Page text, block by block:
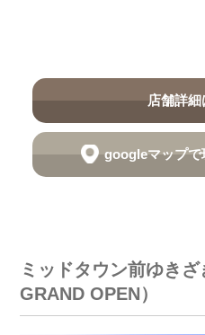
店舗詳細
googleマップで
ミッドタウン前ゆき
GRAND OPEN）